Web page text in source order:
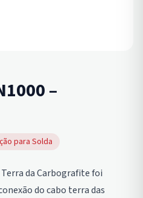
–
para Solda
da Carbografite foi
do cabo terra das